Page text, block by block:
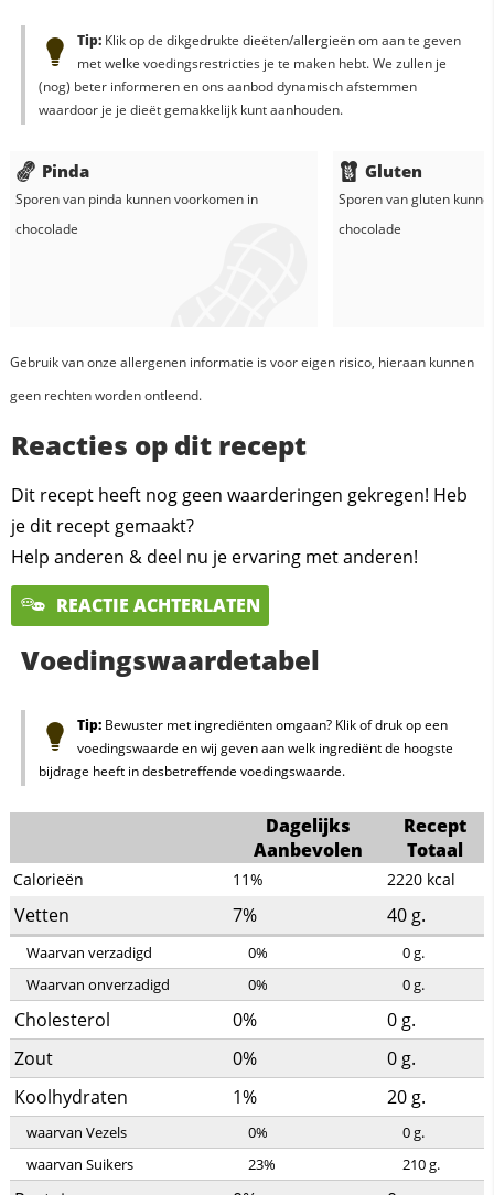
Tip:Klik op de dikgedrukte dieëten/allergieën om aan te geven
met welke voedingsrestricties je te maken hebt. We zullen je
(nog) beter informeren en ons aanbod dynamisch afstemmen
waardoor je je dieët gemakkelijk kunt aanhouden.
Pinda
Sporen van pinda kunnen voorkomen in
chocolade
Gluten
Sporen van gluten
chocolade
Gebruik van onze allergenen informatie is voor eigen risico, hieraan kunnen
geen rechten worden ontleend.
Reacties op dit recept
Dit recept heeft nog geen waarderingen gekregen! Heb
je dit recept gemaakt?
Help anderen & deel nu je ervaring met anderen!
REACTIE ACHTERLATEN
Voedingswaardetabel
Tip:Bewuster met ingrediënten omgaan? Klik of druk op een
voedingswaarde en wij geven aan welk ingrediënt de hoogste
bijdrage heeft in desbetreffende voedingswaarde.
Dagelijks
Aanbevolen
Recept
Totaal
Calorieën 11% 2220 kcal
Vetten 7% 40 g.
Waarvan verzadigd 0% 0g.
Waarvan onverzadigd
0% 0g.
Cholesterol 0% 0 g.
Zout
0% 0 g.
Koolhydraten
1% 20 g.
waarvan Vezels 0% 0g.
waarvan Suikers
23% 210g.